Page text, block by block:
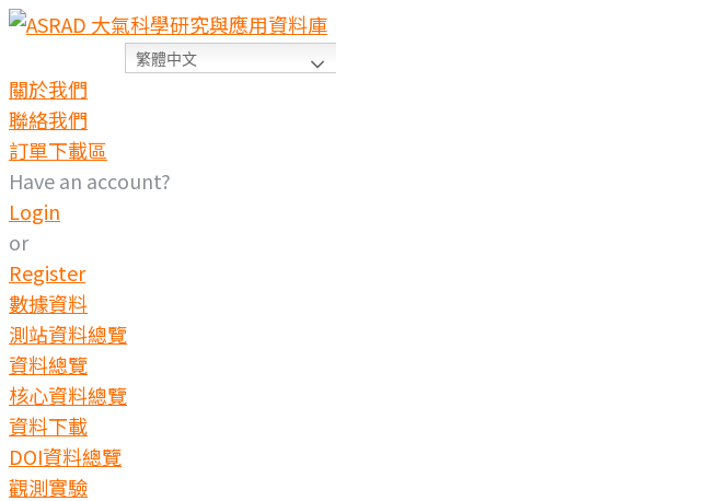
繁體中文
關於我們
聯絡我們
訂單下載區
Have an account?
Login
or
Register
數據資料
測站資料總覽
資料總覽
核心資料總覽
資料下載
DOI資料總覽
觀測實驗